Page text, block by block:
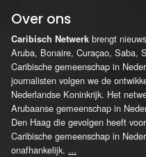
Over ons
Caribisch Netwerk brengt
Aruba, Bonaire, Curaçao, Saba,
Caribische gemeenschap in
journalisten volgen we de
Nederlandse Koninkrijk. Het
Arubaanse gemeenschap in
Den Haag die gevolgen heeft
Caribische gemeenschap in
onafhankelijk. ...